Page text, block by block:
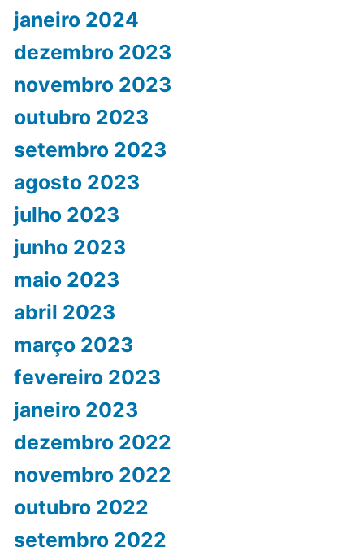
janeiro 2024
dezembro 2023
novembro 2023
outubro 2023
setembro 2023
agosto 2023
julho 2023
junho 2023
maio 2023
abril 2023
março 2023
fevereiro 2023
janeiro 2023
dezembro 2022
novembro 2022
outubro 2022
setembro 2022